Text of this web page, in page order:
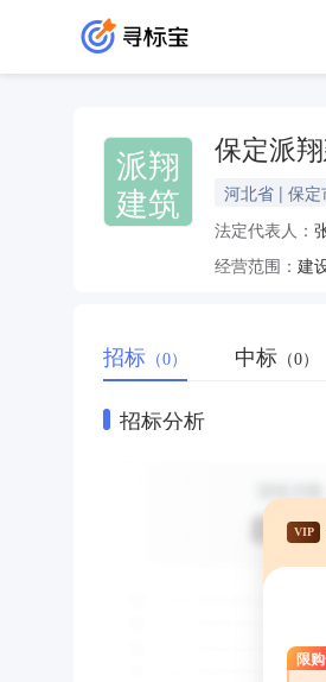
派翔
建筑
保定派
河北省 | 保定
法定代表人：
经营范围：
招标 （0） 中标 （0）
招标分析
VIP
限